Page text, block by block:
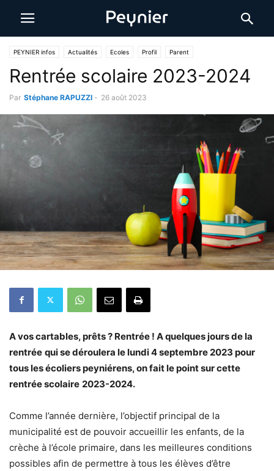
PEYNIER infos Actualités Ecoles Profil Parent
Rentrée scolaire 2023-2024
Par Stéphane RAPUZZI - 26 août 2023
A vos cartables, prêts ? Rentrée ! A quelques jours de la
rentrée qui se déroulera le lundi 4 septembre 2023 pour
tous les écoliers peyniérens, on fait le point sur cette
rentrée scolaire 2023-2024.
Comme l’année dernière, l’objectif principal de la
municipalité est de pouvoir accueillir les enfants, de la
crèche à l’école primaire, dans les meilleures conditions
possibles afin de permettre à tous les élèves d’être